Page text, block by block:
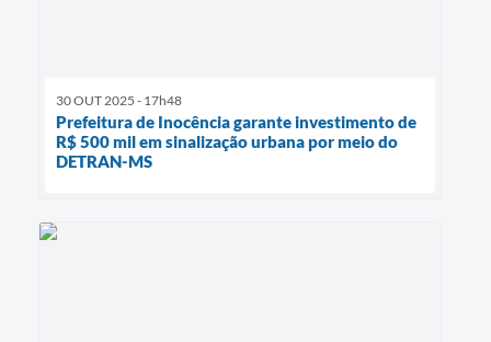
30 OUT 2025 - 17h48
Prefeitura de Inocência garante investimento de
R$ 500 mil em sinalização urbana por meio do
DETRAN-MS